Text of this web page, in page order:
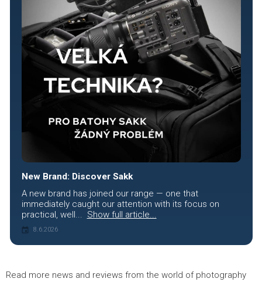
New Brand: Discover Sakk
A new brand has joined our range — one that
immediately caught our attention with its focus on
practical, well... Show full article...
8.6.2026
Read more news and reviews from the world of photography